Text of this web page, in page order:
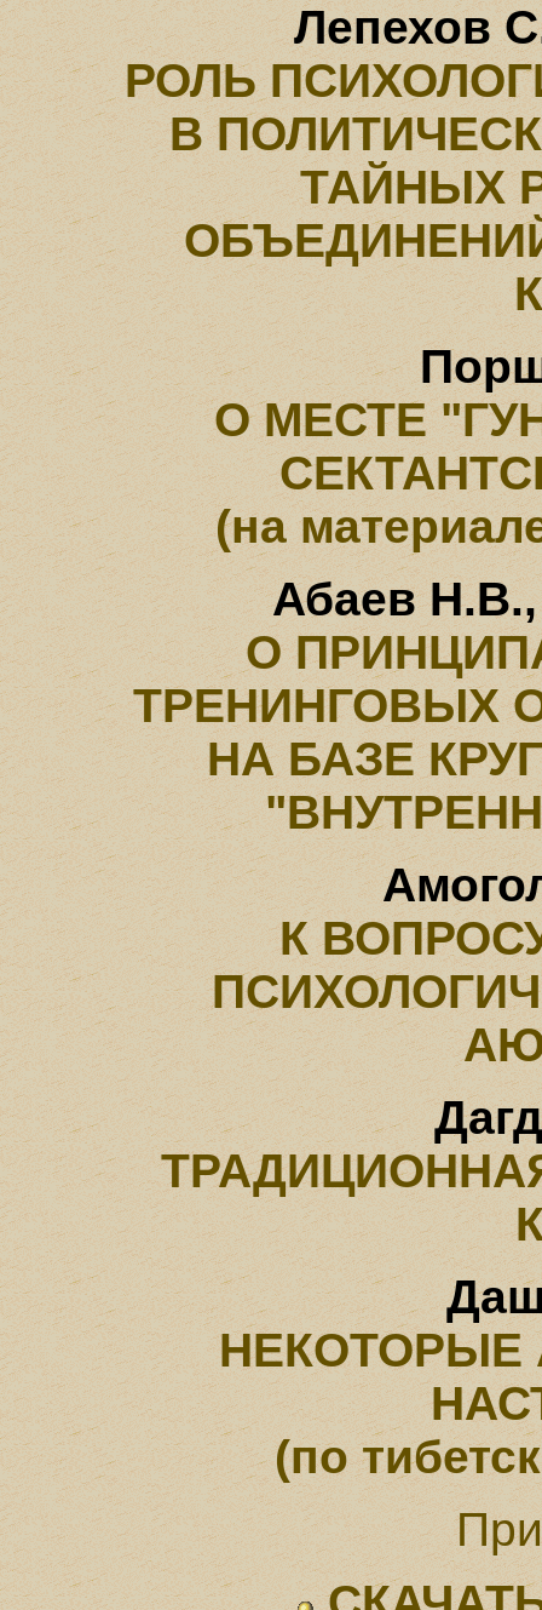
Лепехов
РОЛЬ
В
ТАЙНЫХ
О МЕСТЕ
(на
Абаев
О
ТРЕНИНГОВЫХ
НА БАЗЕ
К
НЕКОТОРЫЕ
(по